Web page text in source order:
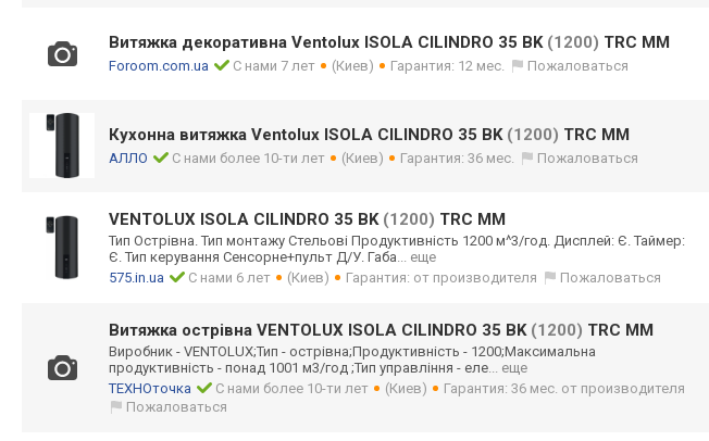
Витяжка декоративна Ventolux ISOLA CILINDRO 35 BK (1200) TRC MM
Foroom.com.ua С нами 7 лет (Киев) Гарантия: 12 мес. Пожаловаться
Кухонна витяжка Ventolux ISOLA CILINDRO 35 BK (1200) TRC MM
АЛЛО С нами более 10-ти лет (Киев) Гарантия: 36 мес. Пожаловаться
VENTOLUX ISOLA CILINDRO 35 BK (1200) TRC MM
Тип Острівна. Тип монтажу Стельові Продуктивність 1200 м^3/год. Дисплей: Є. Таймер:
Є. Тип керування Сенсорне+пульт Д/У. Габа... еще
575.in.ua
С нами 6 лет (Киев) Гарантия: от производителя Пожаловаться
Витяжка острівна VENTOLUX ISOLA CILINDRO 35 BK (1200) TRC MM
Виробник - VENTOLUX;Тип - острівна;Продуктивність - 1200;Максимальна
продуктивність - понад 1001 м3/год ;Тип управління - еле... еще
ТЕХНОточка
С нами более 10-ти лет (Киев)
Гарантия: 36 мес. от производителя
Пожаловаться